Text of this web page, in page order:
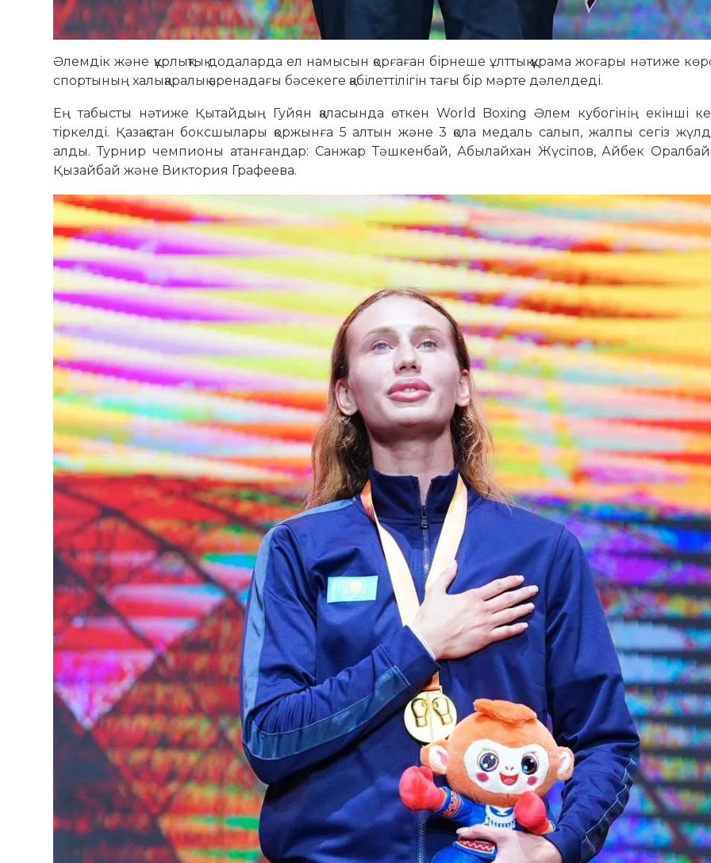
Әлемдік және құрлықтық додаларда ел намысын қорғаған бірнеше ұлттық құрама жоғары нәтиже
спортының халықаралық аренадағы бәсекеге қабілеттілігін тағы бір мәрте дәлелдеді.
Ең табысты нәтиже Қытайдың Гуйян қаласында өткен World Boxing Әлем кубогінің екінші
тіркелді. Қазақстан боксшылары қоржынға 5 алтын және 3 қола медаль салып, жалпы сегіз
алды. Турнир чемпионы атанғандар: Санжар Тәшкенбай, Абылайхан Жүсіпов, Айбек
Қызайбай және Виктория Графеева.